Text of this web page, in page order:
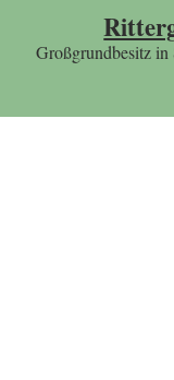
Großgrundbesitz in